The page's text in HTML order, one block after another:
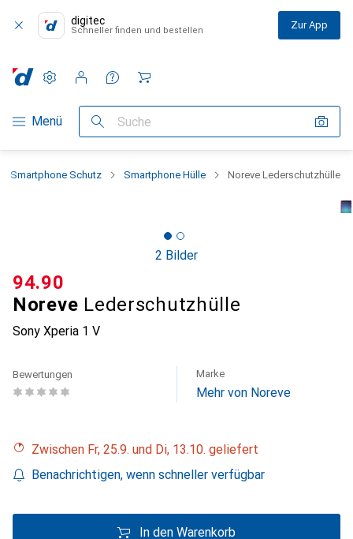
digitec
Schneller finden und bestellen Zur App
Navigation nach Kategorien
Menü Suche
Einstellungen
Kundenkonto
Vergleichslisten
Merklisten
Warenkorb
Smartphone Schutz Smartphone Hülle Noreve Lederschutzhülle
2 Bilder
Noreve Lederschutzhülle
Sony Xperia 1 V
CHF
94.90
Bewertungen Marke
Mehr von Noreve
Zwischen Fr, 25.9. und Di, 13.10. geliefert
Benachrichtigen, wenn schneller verfügbar
In den Warenkorb